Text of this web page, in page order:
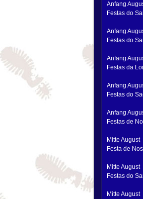
Anfang
Festas do
Anfang
Festas do
Anfang
Festas da
Anfang
Festas do
Anfang
Festas de
Mitte August
Festa de
Mitte August
Festas do
Mitte August